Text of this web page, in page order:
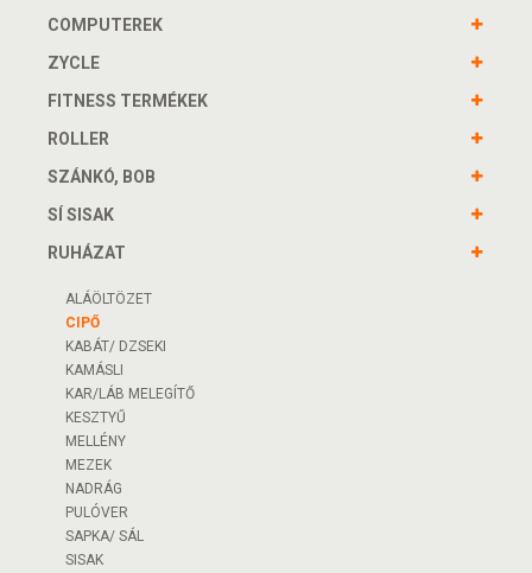
COMPUTEREK
ZYCLE
FITNESS TERMÉKEK
ROLLER
SZÁNKÓ, BOB
SÍ SISAK
RUHÁZAT
ALÁÖLTÖZET
CIPŐ
KABÁT/ DZSEKI
KAMÁSLI
KAR/LÁB MELEGÍTŐ
KESZTYŰ
MELLÉNY
MEZEK
NADRÁG
PULÓVER
SAPKA/ SÁL
SISAK